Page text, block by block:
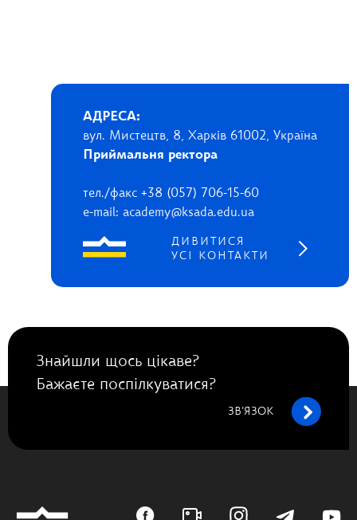
АДРЕСА:
вул. Мистецтв, 8, Харків 61002, Україна
Приймальня ректора
тел./факс +38 (057) 706-15-60
e-mail: academy@ksada.edu.ua
ДИВИТИСЯ
УСІ КОНТАКТИ
Знайшли щось цікаве?
Бажаєте поспілкуватися?
ЗВ’ЯЗОК